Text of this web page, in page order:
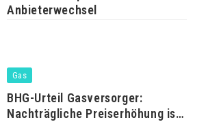
Anbieterwechsel
Gas
BHG-Urteil Gasversorger:
Nachträgliche Preiserhöhung ist